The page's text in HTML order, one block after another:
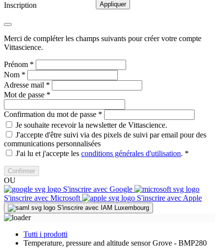
Inscription
Merci de compléter les champs suivants pour créer votre compte
Vittascience.
Prénom *
Nom *
Adresse mail *
Mot de passe *
Confirmation du mot de passe *
Je souhaite recevoir la newsletter de Vittascience.
J'accepte d'être suivi via des pixels de suivi par email pour des
communications personnalisées
J'ai lu et j'accepte les conditions générales d'utilisation. *
Confirmer
OU
S'inscrire avec Google
S'inscrire avec Microsoft
S'inscrire avec Apple
S'inscrire avec IAM Luxembourg
Appliquer
Tutti i prodotti
Temperature, pressure and altitude sensor Grove - BMP280